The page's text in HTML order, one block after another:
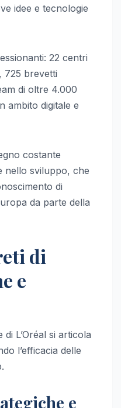
idee e tecnologie
22 centri
725 brevetti
di oltre 4.000
ambito digitale e
costante
nello sviluppo, che
di
da parte della
di
e
L’Oréal si articola
l’efficacia delle
e